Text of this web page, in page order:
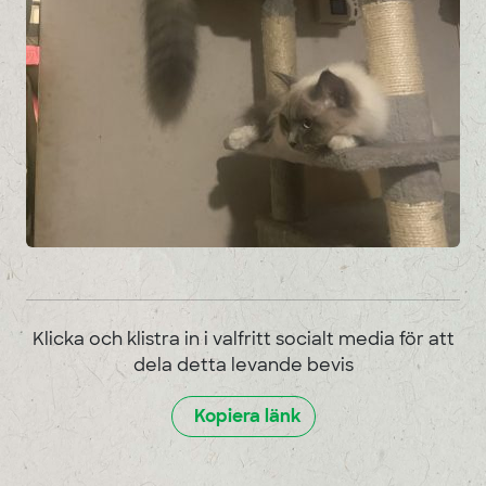
Klicka och klistra in i valfritt socialt media för att
dela detta levande bevis
Kopiera länk